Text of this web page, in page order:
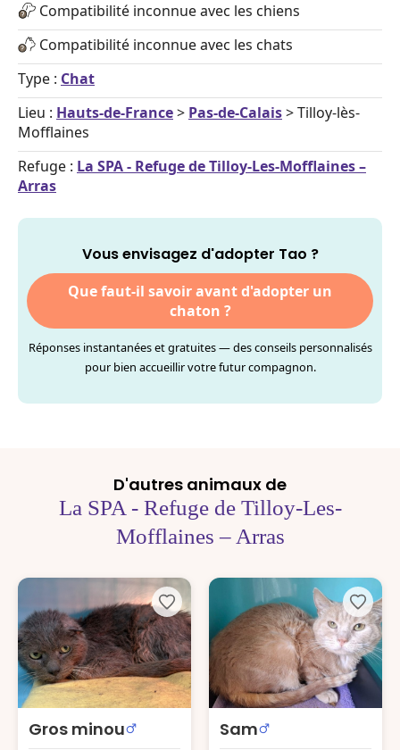
Compatibilité inconnue avec les chiens
Compatibilité inconnue avec les chats
Type : Chat
Lieu : Hauts-de-France> Pas-de-Calais> Tilloy-lès-
Mofflaines
Refuge : La SPA - Refuge de Tilloy-Les-Mofflaines –
Arras
Vous envisagez d'adopter Tao ?
Que faut-il savoir avant d'adopter un
chaton ?
Réponses instantanées et gratuites — des conseils personnalisés
pour bien accueillir votre futur compagnon.
D'autres animaux de
La SPA - Refuge de Tilloy-Les-
Mofflaines – Arras
Gros minou Sam